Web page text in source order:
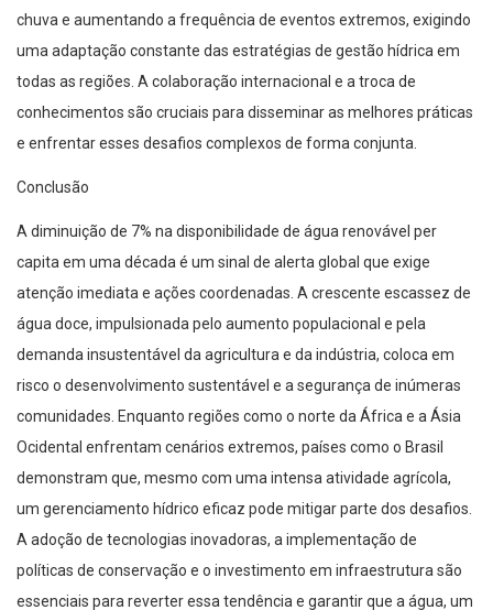
chuva e aumentando a frequência de eventos extremos, exigindo
uma adaptação constante das estratégias de gestão hídrica em
todas as regiões. A colaboração internacional e a troca de
conhecimentos são cruciais para disseminar as melhores práticas
e enfrentar esses desafios complexos de forma conjunta.
Conclusão
A diminuição de 7% na disponibilidade de água renovável per
capita em uma década é um sinal de alerta global que exige
atenção imediata e ações coordenadas. A crescente escassez de
água doce, impulsionada pelo aumento populacional e pela
demanda insustentável da agricultura e da indústria, coloca em
risco o desenvolvimento sustentável e a segurança de inúmeras
comunidades. Enquanto regiões como o norte da África e a Ásia
Ocidental enfrentam cenários extremos, países como o Brasil
demonstram que, mesmo com uma intensa atividade agrícola,
um gerenciamento hídrico eficaz pode mitigar parte dos desafios.
A adoção de tecnologias inovadoras, a implementação de
políticas de conservação e o investimento em infraestrutura são
essenciais para reverter essa tendência e garantir que a água, um